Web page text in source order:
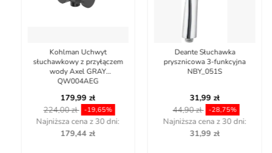
Kohlman Uchwyt
słuchawkowy z przyłączem
wody Axel GRAY
QW004AEG
179,99 zł
224,00 zł -19,65%
Najniższa cena z 30 dni:
179,44 zł
Deante Słuchawka
prysznicowa 3-funkcyjna
NBY_051S
31,99 zł
44,90 zł -28,75%
Najniższa cena z 30 dni:
31,99 zł